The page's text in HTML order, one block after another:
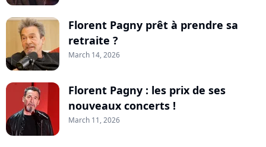
Florent Pagny prêt à prendre sa
retraite ?
March 14, 2026
Florent Pagny : les prix de ses
nouveaux concerts !
March 11, 2026